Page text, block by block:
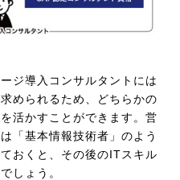
ジ導入コンサルタントには
められるため、どちらかの
活かすことができます。営
「基本情報技術者」のよう
おくと、その後のITスキル
しょう。